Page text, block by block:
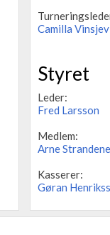
Camilla
Styret
Leder:
Fred Larsson
Medlem:
Arne
Kasserer:
Gøran